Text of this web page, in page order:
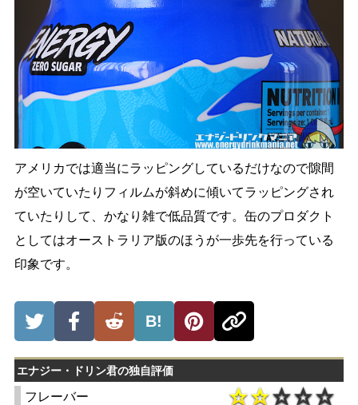
アメリカでは適当にラッピングしているだけなので隙間
が空いていたりフィルムが斜めに傾いてラッピングされ
ていたりして、かなり雑で低品質です。缶のプロダクト
としてはオーストラリア版のほうが一歩先を行っている
印象です。
B!
エナジー・ドリン君の独自評価
フレーバー